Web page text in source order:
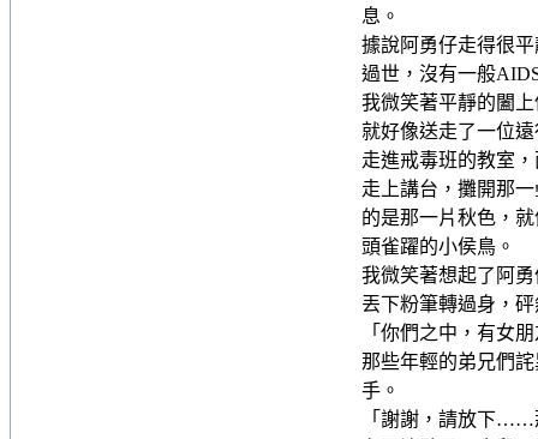
息。
據說阿勇仔走得很
過世，沒有一般
我微笑著平靜的闔
就好像送走了一位
走進戒毒班的教室
走上講台，攤開那
的是那一片秋色，
頭雀躍的小侯鳥。
我微笑著想起了阿
丟下粉筆轉過身，
「你們之中，有女
那些年輕的弟兄們
手。
「謝謝，請放下……